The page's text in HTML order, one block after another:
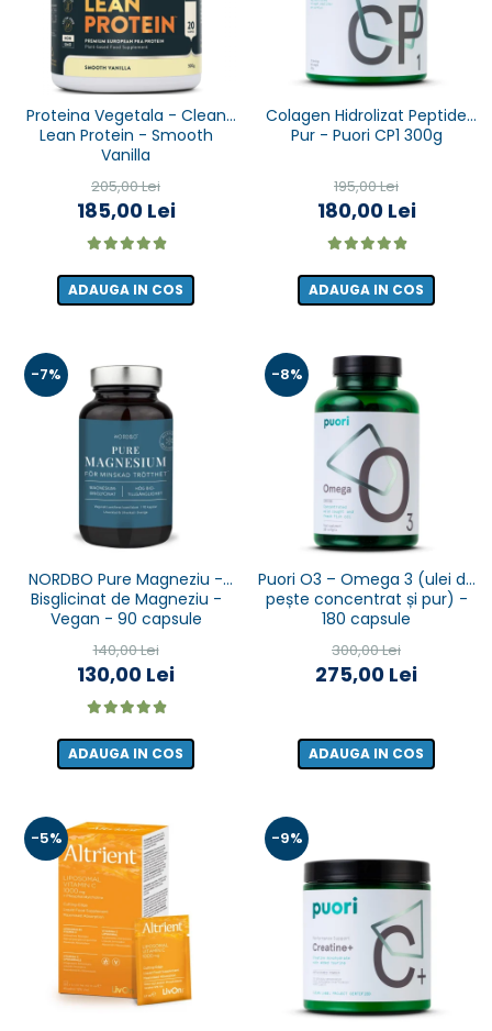
Proteina Vegetala - Clean
Lean Protein - Smooth
Vanilla
205,00 Lei
185,00 Lei
ADAUGA IN COS
Colagen Hidrolizat Peptide
Pur - Puori CP1 300g
195,00 Lei
180,00 Lei
ADAUGA IN COS
-7%
NORDBO Pure Magneziu -
Bisglicinat de Magneziu -
Vegan - 90 capsule
140,00 Lei
130,00 Lei
ADAUGA IN COS
-8%
Puori O3 – Omega 3 (ulei de
pește concentrat și pur) -
180 capsule
300,00 Lei
275,00 Lei
ADAUGA IN COS
-5% -9%